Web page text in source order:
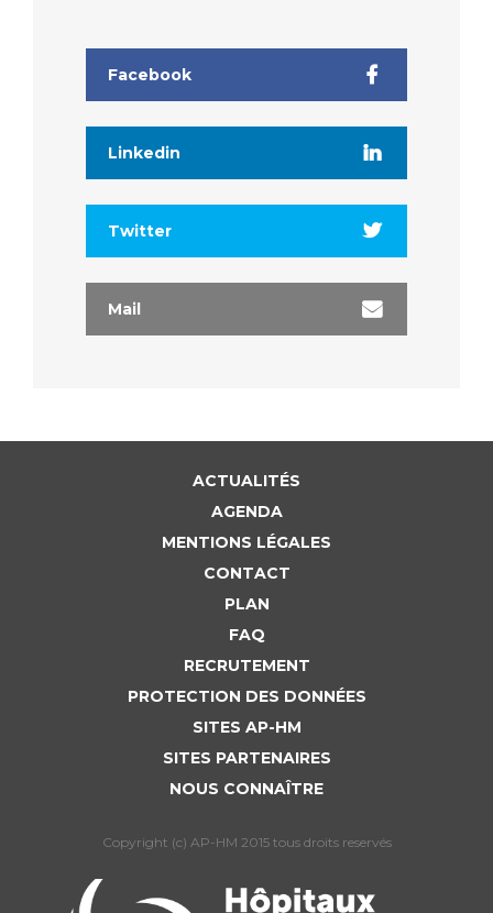
Facebook
Linkedin
Twitter
Mail
ACTUALITÉS
AGENDA
MENTIONS LÉGALES
CONTACT
PLAN
FAQ
RECRUTEMENT
PROTECTION DES DONNÉES
SITES AP-HM
SITES PARTENAIRES
NOUS CONNAÎTRE
Copyright (c) AP-HM 2015 tous droits reservés